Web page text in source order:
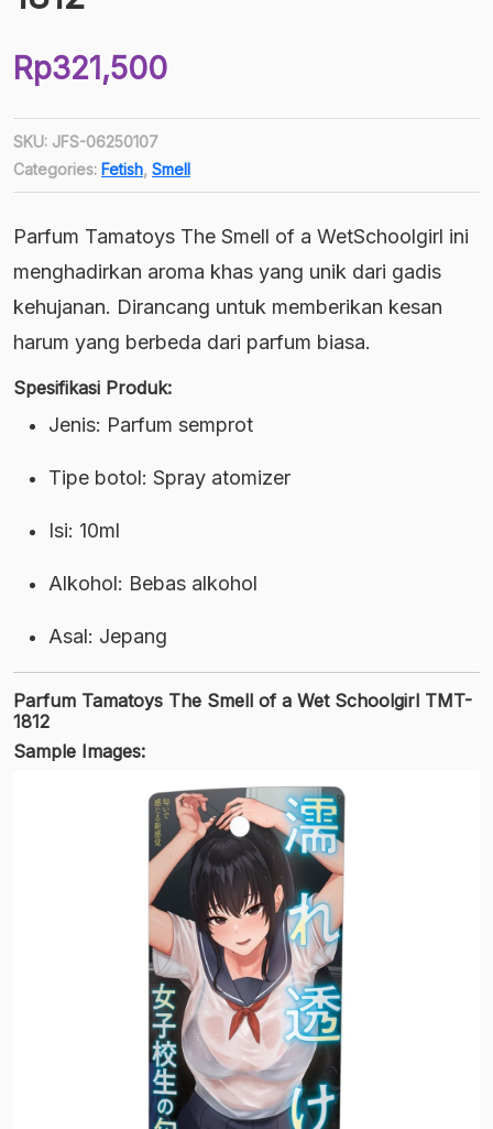
Rp321,500
SKU: JFS-06250107
Categories: Fetish, Smell
Parfum Tamatoys The Smell of a WetSchoolgirl ini
menghadirkan aroma khas yang unik dari gadis
kehujanan. Dirancang untuk memberikan kesan
harum yang berbeda dari parfum biasa.
Spesifikasi Produk:
Jenis: Parfum semprot
Tipe botol: Spray atomizer
Isi: 10ml
Alkohol: Bebas alkohol
Asal: Jepang
Parfum Tamatoys The Smell of a Wet Schoolgirl TMT-
1812
Sample Images: